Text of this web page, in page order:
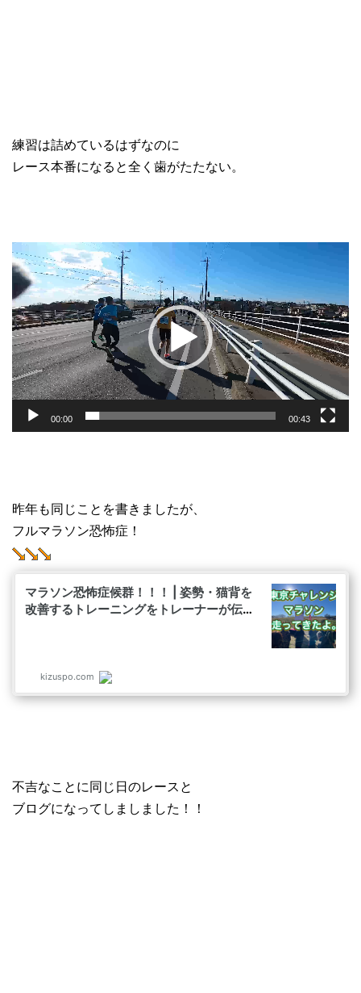
練習は詰めているはずなのに
レース本番になると全く歯がたたない。
動
画
プ
レ
ー
ヤ
ー
00:00 00:43
昨年も同じことを書きましたが、
フルマラソン恐怖症！
不吉なことに同じ日のレースと
ブログになってしましました！！